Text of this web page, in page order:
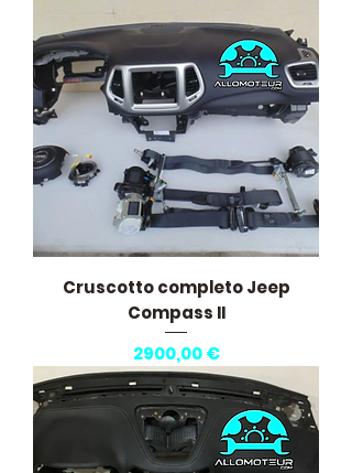
Cruscotto completo Jeep
Compass II
Prezzo
2900,00 €